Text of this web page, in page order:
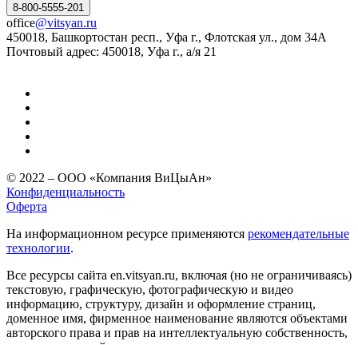
8-800-5555-201
office@vitsyan.ru
450018, Башкортостан респ., Уфа г., Флотская ул., дом 34А
Почтовый адрес: 450018, Уфа г., а/я 21
© 2022 – ООО «Компания ВиЦыАн»
Конфиденциальность
Оферта
На информационном ресурсе применяются рекомендательные
технологии.
Все ресурсы сайта en.vitsyan.ru, включая (но не ограничиваясь)
текстовую, графическую, фотографическую и видео
информацию, структуру, дизайн и оформление страниц,
доменное имя, фирменное наименование являются объектами
авторского права и прав на интеллектуальную собственность,